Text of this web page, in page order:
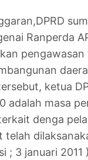
Ranperda
ketua
adalah masa
denga
; 3 januari 2011